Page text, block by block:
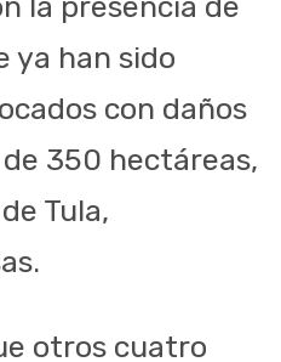
la presencia de
ya han sido
con daños
350 hectáreas,
Tula,
otros cuatro